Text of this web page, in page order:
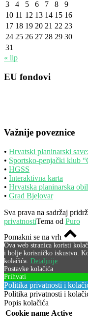
3
4 5 6 7 8
9
10 11 12 13 14 15 16
17 18 19 20 21 22 23
24 25 26 27 28 29 30
31
« lip
EU fondovi
Važnije poveznice
• Hrvatski planinarski
• Sportsko-penjački klub
• HGSS
• Interaktivna karta
• Hrvatska planinarska
• Grad Bjelovar
Sva prava na sadržaj
privatnostiTema od Puro
Pomakni se na vrh
Ova web stranica koristi
i bolje korisničko iskustvo.
kolačića. Detaljnije
Postavke kolačića
Prihvati
Politika privatnosti i
Politika privatnosti i
Popis kolačića
Cookie name Active